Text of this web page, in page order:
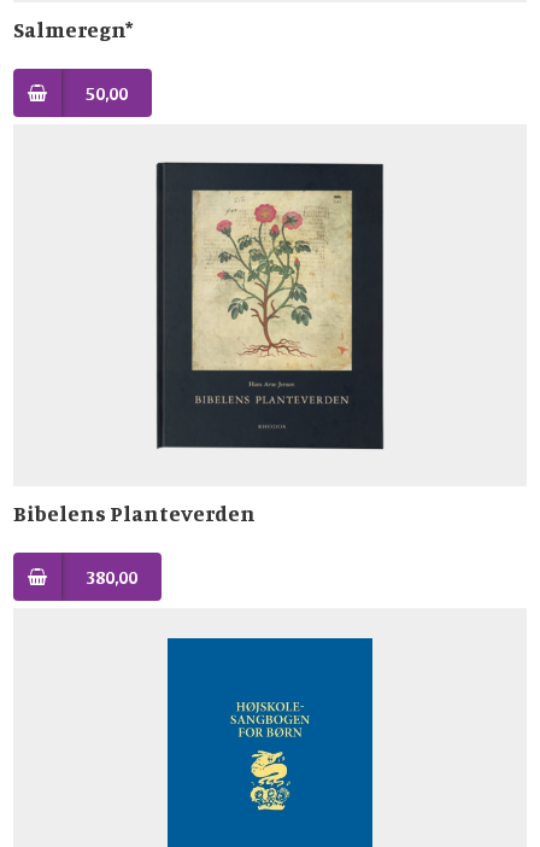
Salmeregn*
50,00
Bibelens Planteverden
380,00